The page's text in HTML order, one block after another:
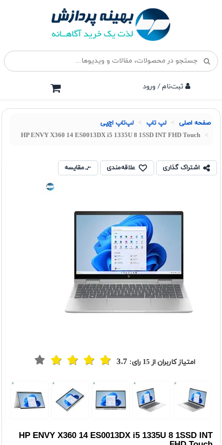
ثبت‌نام / ورود
صفحه اصلی لپ تاپ لپ‌تاپ اچ‌پی
HP ENVY X360 14 ES0013DX i5 1335U 8 1SSD INT FHD Touch
اشتراک گذاری علاقه‌مندی مقایسه
امتیاز کاربران از15 رای: 3.7
HP ENVY X360 14 ES0013DX i5 1335U 8 1SSD INT